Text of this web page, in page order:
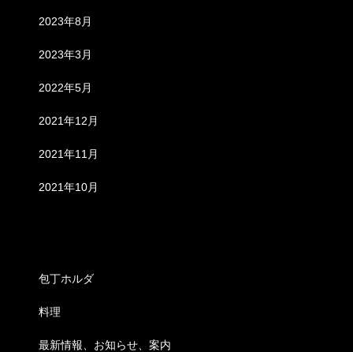
2023年8月
2023年3月
2022年5月
2021年12月
2021年11月
2021年10月
包丁ホルダ
料理
最新情報、お知らせ、案内